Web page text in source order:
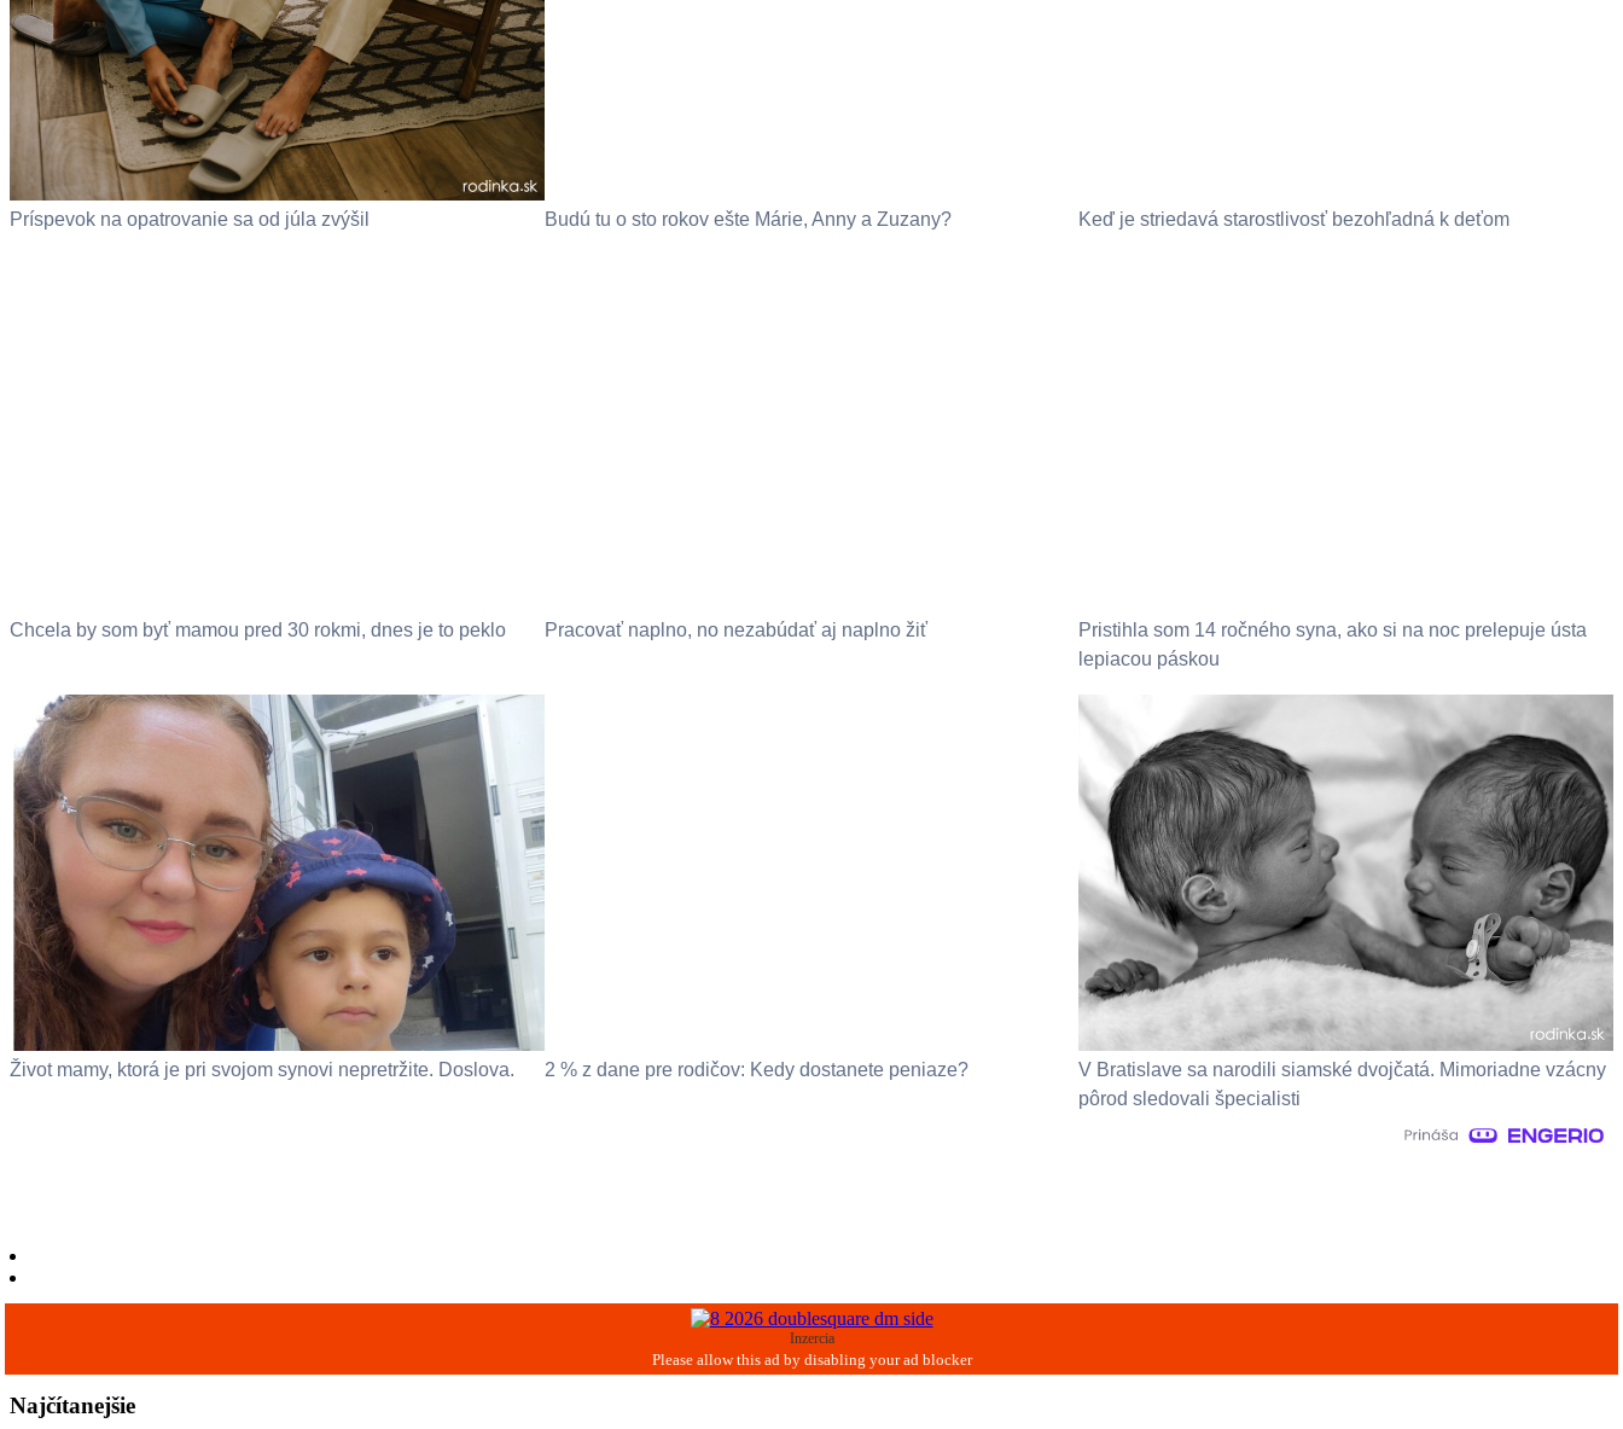
Príspevok na opatrovanie sa od júla zvýšil Budú tu o sto rokov ešte Márie, Anny a Zuzany? Keď je striedavá starostlivosť bezohľadná k deťom
Chcela by som byť mamou pred 30 rokmi, dnes je to peklo Pracovať naplno, no nezabúdať aj naplno žiť
Pristihla som 14 ročného syna, ako si na noc prelepuje ústa
lepiacou páskou
Život mamy, ktorá je pri svojom synovi nepretržite. Doslova. 2 % z dane pre rodičov: Kedy dostanete peniaze?
V Bratislave sa narodili siamské dvojčatá. Mimoriadne vzácny
pôrod sledovali špecialisti
Inzercia
Najčítanejšie